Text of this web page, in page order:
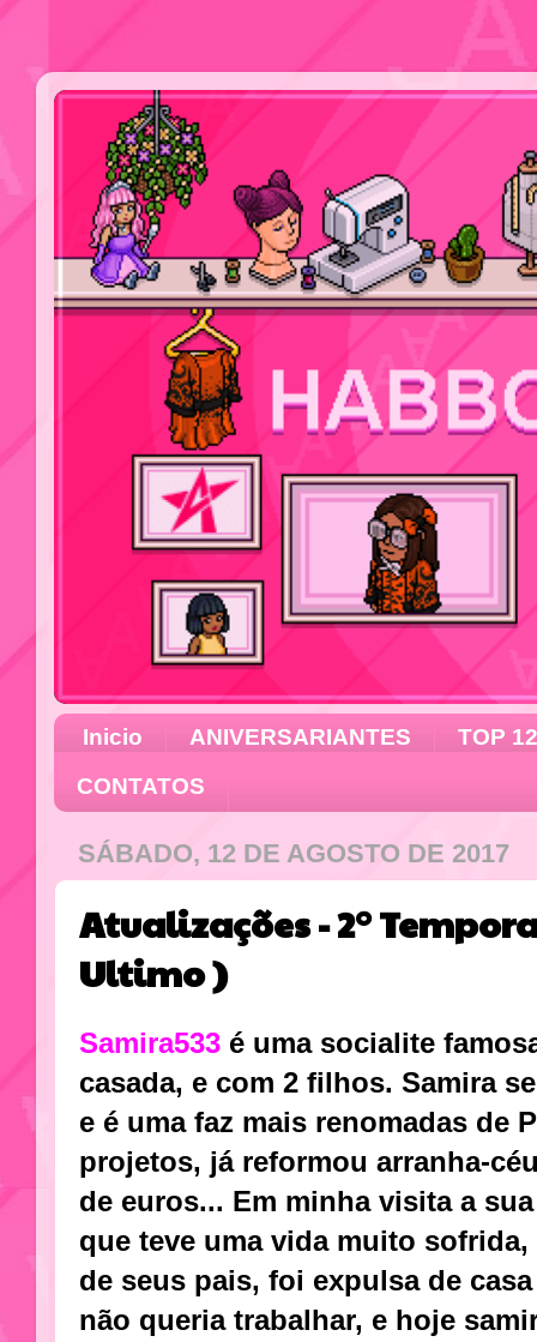
Inicio ANIVERSARIANTES
TOP 12
CONTATOS
SÁBADO, 12 DE AGOSTO DE 2017
Atualizações - 2°
Ultimo )
Samira533 é uma socialite
casada, e com 2 filhos. Samira
e é uma faz mais renomadas de
projetos, já reformou arranha-
de euros... Em minha visita a
que teve uma vida muito
de seus pais, foi expulsa de
não queria trabalhar, e hoje